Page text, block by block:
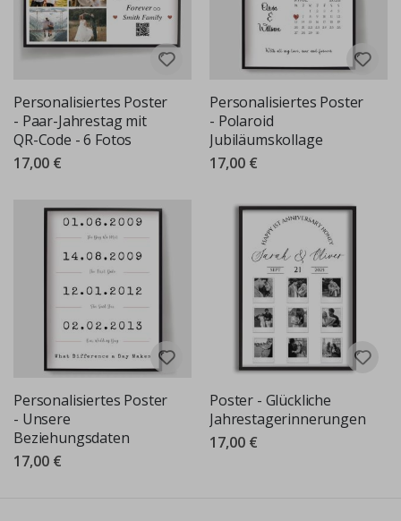
Personalisiertes Poster
- Paar-Jahrestag mit
QR-Code - 6 Fotos
17,00 €
Personalisiertes Poster
- Polaroid
Jubiläumskollage
17,00 €
Personalisiertes Poster
- Unsere
Beziehungsdaten
17,00 €
Poster - Glückliche
Jahrestagerinnerungen
17,00 €